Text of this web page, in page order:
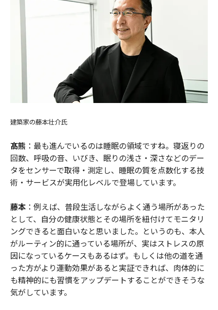
建築家の藤本壮介氏
髙熊 ：最も進んでいるのは睡眠の領域ですね。寝返りの
回数、呼吸の音、いびき、眠りの浅さ・深さなどのデー
タをセンサーで取得・測定し、睡眠の質を点数化する技
術・サービスが実用化レベルで登場しています。
藤本：例えば、普段生活しながらよく通う場所があった
として、自分の健康状態とその場所を紐付けてモニタリ
ングできると面白いなと思いました。というのも、本人
がルーティン的に通っている場所が、実はストレスの原
因になっているケースもあるはず。もしくは他の道を通
った方がより運動効果があると実証できれば、肉体的に
も精神的にも習慣をアップデートすることができそうな
気がしています。